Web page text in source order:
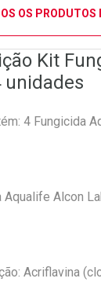
OS PRODUTOS
Kit
unidades
4 Fungicida
Aqualife Alcon
Acriflavina